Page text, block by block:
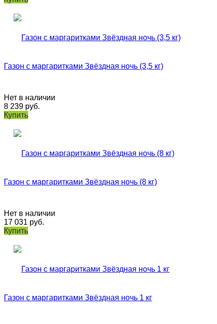
Газон с маргаритками Звёздная ночь (3,5 кг)
Нет в наличии
8 239 руб.
Купить
Газон с маргаритками Звёздная ночь (8 кг)
Нет в наличии
17 031 руб.
Купить
Газон с маргаритками Звёздная ночь 1 кг